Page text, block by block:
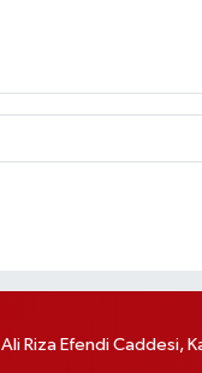
Ali Riza Efendi Caddesi,